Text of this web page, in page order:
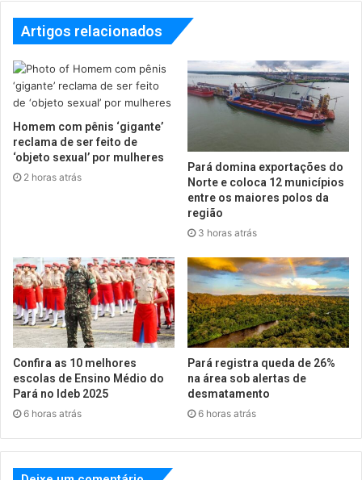
Artigos relacionados
Homem com pênis ‘gigante’
reclama de ser feito de
‘objeto sexual’ por mulheres
2 horas atrás
Pará domina exportações do
Norte e coloca 12 municípios
entre os maiores polos da
região
3 horas atrás
Confira as 10 melhores
escolas de Ensino Médio do
Pará no Ideb 2025
6 horas atrás
Pará registra queda de 26%
na área sob alertas de
desmatamento
6 horas atrás